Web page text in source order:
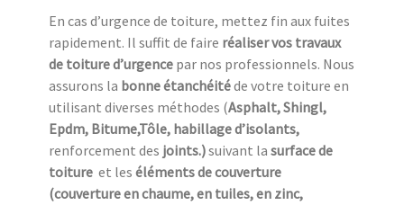
En cas d’urgence de toiture, mettez fin aux fuites
rapidement. Il suffit de faire réaliser vos travaux
de toiture d’urgence par nos professionnels. Nous
assurons la bonne étanchéitéde votre toiture en
utilisant diverses méthodes (Asphalt, Shingl,
Epdm, Bitume,Tôle, habillage d’isolants,
renforcement des joints.)suivant la surface de
toiture et les éléments de couverture
(couverture en chaume, en tuiles, en zinc,